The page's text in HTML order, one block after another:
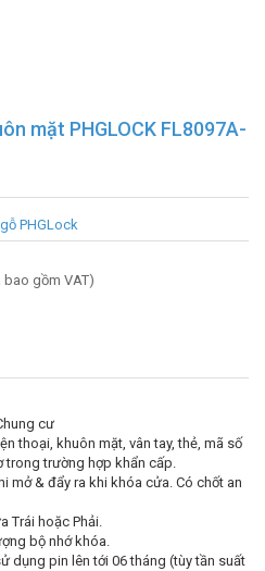
mặt PHGLOCK FL8097A-
PHGLock
bao gồm VAT)
cư
thoại, khuôn mặt, vân tay, thẻ, mã số
trong trường hợp khẩn cấp.
mở & đẩy ra khi khóa cửa. Có chốt an
Trái hoặc Phải.
bộ nhớ khóa.
dụng pin lên tới 06 tháng (tùy tần suất